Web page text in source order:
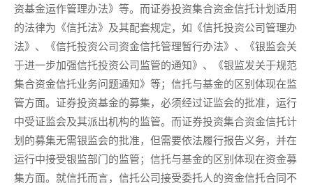
资基金运作管理办法》等。而证券投资集合资金信托计划适用
的法律为《信托法》及其配套规定，如《信托投资公司管理办
法》、《信托投资公司资金信托管理暂行办法》、《银监会关
于进一步加强信托投资公司监管的通知》、《银监发关于规范
集合资金信托业务问题通知》等；信托与基金的区别体现在监
管方面。证券投资基金的募集，必须经过证监会的批准，运行
中受证监会及其派出机构的监管。而证券投资集合资金信托计
划的募集无需银监会的批准，但需要依法履行报告义务，并在
运行中接受银监部门的监管；信托与基金的区别体现在资金募
集方面。就信托而言，信托公司接受委托人的资金信托合同不